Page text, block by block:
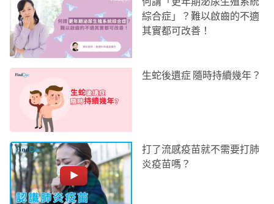
綜合症」？難以啟齒的不適
其實都可改善！
生蛇後遺症 隨時持續幾年？
打了流感疫苗就不需要打肺
炎疫苗嗎？